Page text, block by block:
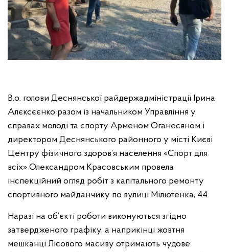
В.о. голови Деснянської райдержадміністрації Ірина
Алєксєєнко разом із начальником Управління у
справах молоді та спорту Арменом Оганесяном і
директором Деснянського районного у місті Києві
Центру фізичного здоров’я населення «Спорт для
всіх» Олександром Красовським провела
інспекційний огляд робіт з капітального ремонту
спортивного майданчику по вулиці Мілютенка, 44.
Наразі на об’єкті роботи виконуються згідно
затвердженого графіку, а наприкінці жовтня
мешканці Лісового масиву отримають чудове